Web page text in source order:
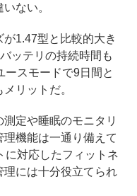
ない。
1.47型と比較的大き
ッテリの持続時間も
スモードで9日間と
リットだ。
定や睡眠のモニタリ
機能は一通り備えて
に対応したフィットネ
理には十分役立てられ